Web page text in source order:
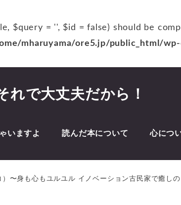
$query = '', $id = false) should be
mharuyama/ore5.jp/public_html/
れで大丈夫だから！
いますよ 読んだ本について 心につ
〜身も心もユルユル イノベーション古民家で癒し